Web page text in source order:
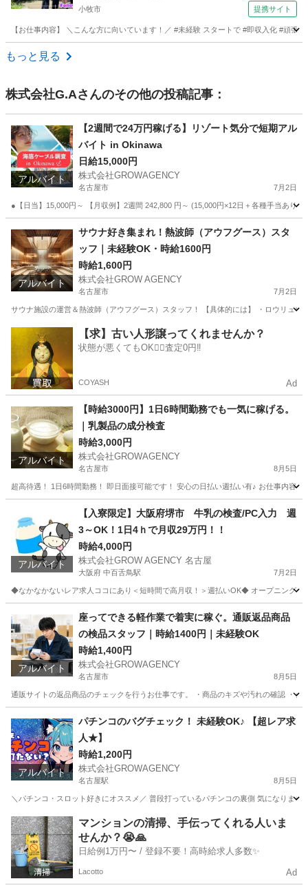
小牧市 提携サイト
【お仕事内容】 ＼こんな方に向いています！／ #未経験 スタートで #即収入
愛知 小牧市
もっと見る
株式会社G.Aさんのその他の投稿記事：
アルバイト
【2週間で24万円稼げる】リゾート気分で短期アル
バイト in Okinawa
日給15,000円
株式会社GROWAGENCY
名古屋市 7月2日
●【日当】15,000円～ 【月収例】2週間 242,800 円～ (15,000円×12日＋各種手当あり)
その他 自営業
アルバイト
サウナ好き集まれ！熱波師（アウフグース）スタ
ッフ｜未経験OK・時給1600円
時給1,600円
株式会社GROW AGENCY
名古屋市 7月2日
サウナ施設の運営＆熱波師（アウフグース）スタッフ！ 【具体的には】 ・ロウリュ
その他 サウナ
【求】古い人形譲ってくれませんか？
状態が悪くてもOK🙆‍♀️査定0円‼️
COYASH Ad
アルバイト
【時給3000円】1日6時間勤務でも一気に稼げる。
｜乳製品の成分検査
時給3,000円
株式会社GROWAGENCY
名古屋市 8月5日
超高待遇！ 1日6時間勤務！ 即日面接可能です！ 安心の日払い週払い有♪ お仕事内容
その他 時給
アルバイト
【入寮限定】大阪府堺市 牛乳の検査/PC入力 週
3～OK！1日4ｈで月収29万円！！
時給4,000円
株式会社GROW AGENCY 名古屋
大阪府 中百舌鳥駅 7月2日
◆なかなかないレア求人ココにあり＜短時間で高月収！＞週払いOK◆ オープニングス
中百舌鳥駅 工場 時給
アルバイト
座ってできる軽作業で着実に稼ぐ。通販返品商品
の検品スタッフ｜時給1400円｜未経験OK
時給1,400円
株式会社GROWAGENCY
名古屋市 8月5日
通販サイトの返品商品のチェックを行うお仕事です。 ・商品のキズや汚れの確認 ・
倉庫 通販
アルバイト
パチンコのバグチェック！ 未経験OK♪ 【超レア求
人★】
時給1,200円
株式会社GROWAGENCY
名古屋駅 8月5日
＼パチンコ・スロット好きにオススメ／ 普段打っているパチンコの裏側 気になりま
愛知 名古屋市 名古屋駅 その他 レア
マンションの清掃、手伝ってくれる人いま
せんか？😭🙏
日給例1万円〜 / 登録不要！高時給求人多数✨
Lacotto Ad